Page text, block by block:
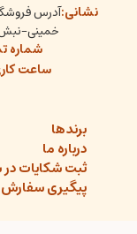
نشانی:آدرس
خمینی-نبش پاساژ
شماره
ساعت
برندها
درباره ما
ثبت شکایات
پیگیری سفارش